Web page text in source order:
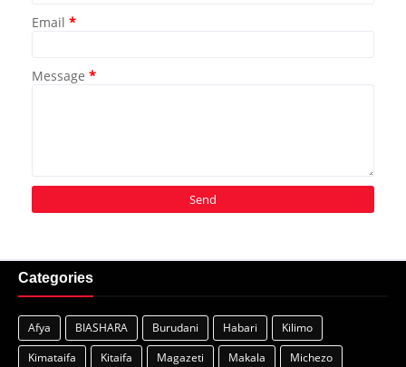
Email *
Message *
Categories
Afya BIASHARA Burudani Habari
Kilimo
Kimataifa
Kitaifa Magazeti Makala
Michezo